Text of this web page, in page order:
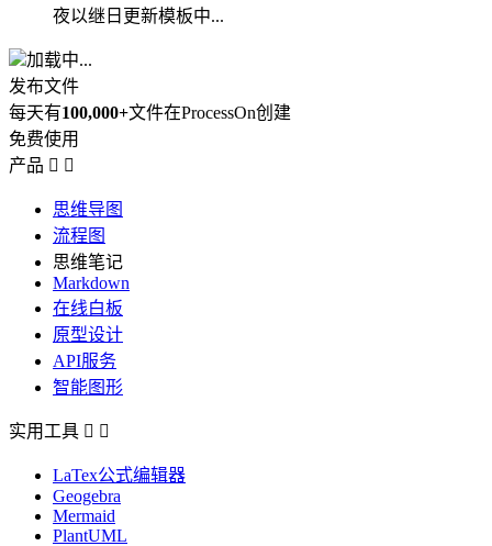
夜以继日更新模板中...
加载中...
发布文件
每天有100,000+文件在ProcessOn创建
免费使用
产品  
思维导图
流程图
思维笔记
Markdown
在线白板
原型设计
API服务
智能图形
实用工具  
LaTex公式编辑器
Geogebra
Mermaid
PlantUML